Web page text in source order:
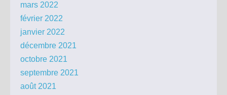
mars 2022
février 2022
janvier 2022
décembre 2021
octobre 2021
septembre 2021
août 2021